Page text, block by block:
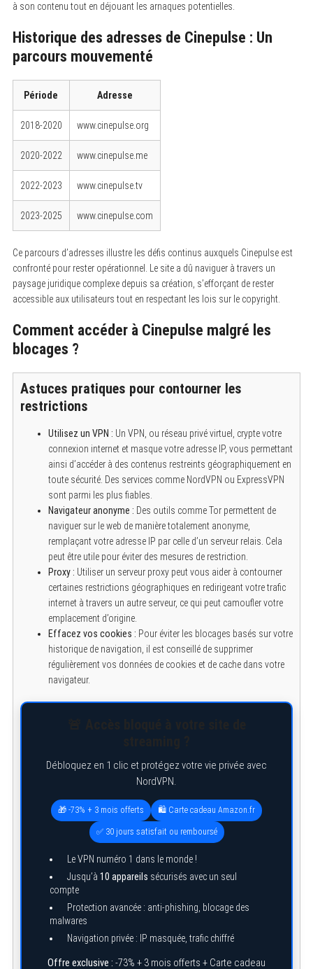
à son contenu tout en déjouant les arnaques potentielles.
Historique des adresses de Cinepulse : Un
parcours mouvementé
Période Adresse
2018-2020 www.cinepulse.org
2020-2022 www.cinepulse.me
2022-2023 www.cinepulse.tv
2023-2025 www.cinepulse.com
Ce parcours d’adresses illustre les défis continus auxquels Cinepulse est
confronté pour rester opérationnel. Le site a dû naviguer à travers un
paysage juridique complexe depuis sa création, s’efforçant de rester
accessible aux utilisateurs tout en respectant les lois sur le copyright.
Comment accéder à Cinepulse malgré les
blocages ?
Astuces pratiques pour contourner les
restrictions
Utilisez un VPN : Un VPN, ou réseau privé virtuel, crypte votre
connexion internet et masque votre adresse IP, vous permettant
ainsi d’accéder à des contenus restreints géographiquement en
toute sécurité. Des services comme NordVPN ou ExpressVPN
sont parmi les plus fiables.
Navigateur anonyme : Des outils comme Tor permettent de
naviguer sur le web de manière totalement anonyme,
remplaçant votre adresse IP par celle d’un serveur relais. Cela
peut être utile pour éviter des mesures de restriction.
Proxy : Utiliser un serveur proxy peut vous aider à contourner
certaines restrictions géographiques en redirigeant votre trafic
internet à travers un autre serveur, ce qui peut camoufler votre
emplacement d’origine.
Effacez vos cookies : Pour éviter les blocages basés sur votre
historique de navigation, il est conseillé de supprimer
régulièrement vos données de cookies et de cache dans votre
navigateur.
Débloquez en 1 clic et protégez votre vie privée avec
NordVPN.
🎁 -73% + 3 mois offerts 🛍️ Carte cadeau Amazon.fr
✅ 30 jours satisfait ou remboursé
Le VPN numéro 1 dans le monde !
Jusqu’à 10 appareils sécurisés avec un seul
compte
Protection avancée : anti-phishing, blocage des
malwares
Navigation privée : IP masquée, trafic chiffré
Offre exclusive : -73% + 3 mois offerts + Carte cadeau
S
o